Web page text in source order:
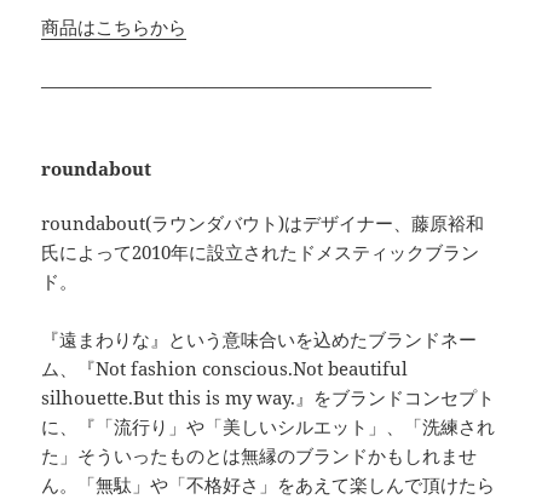
商品はこちらから
—————————————————————–
roundabout
roundabout(ラウンダバウト)はデザイナー、藤原裕和
氏によって2010年に設立されたドメスティックブラン
ド。
『遠まわりな』という意味合いを込めたブランドネー
ム、『Not fashion conscious.Not beautiful
silhouette.But this is my way.』をブランドコンセプト
に、『「流行り」や「美しいシルエット」、「洗練され
た」そういったものとは無縁のブランドかもしれませ
ん。「無駄」や「不格好さ」をあえて楽しんで頂けたら